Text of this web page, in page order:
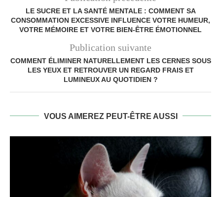
LE SUCRE ET LA SANTÉ MENTALE : COMMENT SA
CONSOMMATION EXCESSIVE INFLUENCE VOTRE HUMEUR,
VOTRE MÉMOIRE ET VOTRE BIEN-ÊTRE ÉMOTIONNEL
Publication suivante
COMMENT ÉLIMINER NATURELLEMENT LES CERNES SOUS
LES YEUX ET RETROUVER UN REGARD FRAIS ET
LUMINEUX AU QUOTIDIEN ?
VOUS AIMEREZ PEUT-ÊTRE AUSSI